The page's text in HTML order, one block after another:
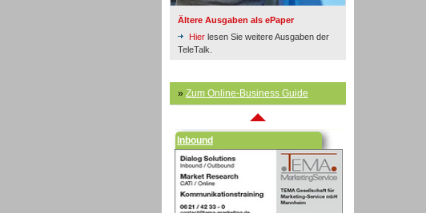
Ältere Ausgaben als ePaper
Hier lesen Sie weitere Ausgaben der
TeleTalk.
» Zum Online-Business Guide
Inbound
Inbound